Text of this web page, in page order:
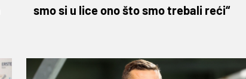
smo si u lice ono što smo trebali reći“